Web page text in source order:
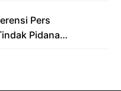
Pers
Pidana